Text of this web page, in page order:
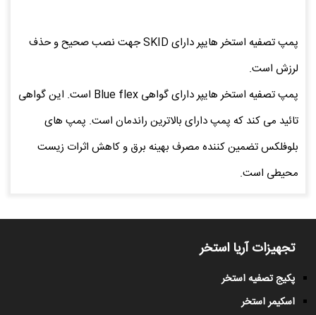
پمپ تصفیه استخر هایپر دارای SKID جهت نصب صحیح و حذف
لرزش است.
پمپ تصفیه استخر هایپر دارای گواهی Blue flex است. این گواهی
تائید می کند که پمپ دارای بالاترین راندمان است. پمپ های
بلوفلکس تضمین کننده مصرف بهینه برق و کاهش اثرات زیست
محیطی است.
تجهیزات آریا استخر
پکیج تصفیه استخر
اسکیمر استخر